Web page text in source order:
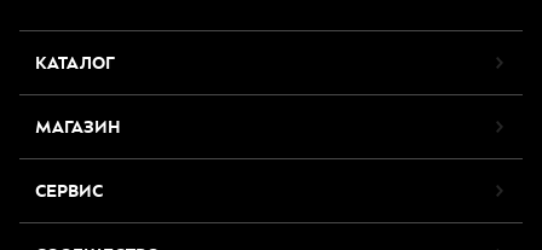
КАТАЛОГ
МАГАЗИН
СЕРВИС